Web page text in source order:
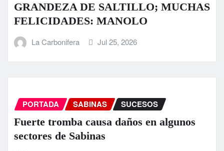
GRANDEZA DE SALTILLO; MUCHAS
FELICIDADES: MANOLO
La Carbonifera Jul 25, 2026
PORTADA SABINAS SUCESOS
Fuerte tromba causa daños en algunos
sectores de Sabinas